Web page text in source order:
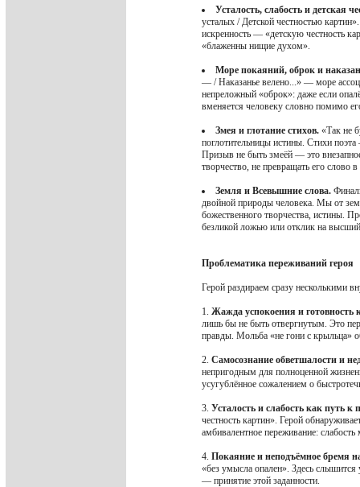
Усталость, слабость и детская
усталых / Детской честностью
искренность — «детскую честность
«блаженны нищие духом».
Море покаяний, оброк и
— / Наказанье велено...» — море
непреложный «оброк»: даже если
вменяется человеку словно помимо
Змея и глотание стихов. «Так не
поглотительницы истины. Стихи
Призыв не быть змеёй — это
творчество, не превращать его слово
Земля и Всевышние слова.
двойной природы человека. Мы от
божественного творчества, истины.
безликой ложью или отклик на
Проблематика переживаний героя
Герой раздираем сразу несколькими
1. Жажда успокоения и готовность
лишь бы не быть отвергнутым. Это
правды. Мольба «не гони с крыльца»
2. Самосознание обветшалости и
непригодным для полноценной
усугублённое сожалением о
3. Усталость и слабость как путь к
честность картин». Герой
амбивалентное переживание:
4. Покаяние и неподъёмное бремя
«без умысла опален». Здесь
— принятие этой заданности.